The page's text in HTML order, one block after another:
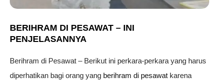
BERIHRAM DI PESAWAT – INI
PENJELASANNYA
Berihram di Pesawat – Berikut ini perkara-perkara yang harus
diperhatikan bagi orang yang berihram di pesawat karena